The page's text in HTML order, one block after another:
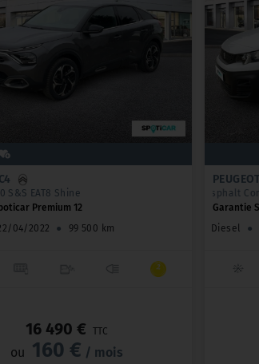
S&S EAT8 Shine
Premium 12
04/2022 ● 99 500 km
16 490 € TTC
ou 160 € / mois
Asphalt
Garantie
Diesel
●